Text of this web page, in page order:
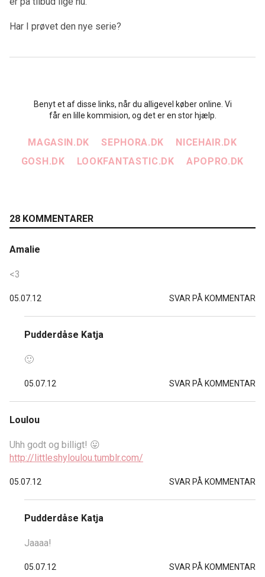
Har I prøvet den nye serie?
Benyt et af disse links, når du alligevel køber online. Vi
får en lille kommision, og det er en stor hjælp.
MAGASIN.DK SEPHORA.DK
NICEHAIR.DK
GOSH.DK
LOOKFANTASTIC.DK APOPRO.DK
28 KOMMENTARER
Amalie
<3
05.07.12 SVAR PÅ KOMMENTAR
Pudderdåse Katja
🙂
05.07.12 SVAR PÅ KOMMENTAR
Loulou
Uhh godt og billigt! 😛
http://littleshyloulou.tumblr.com/
05.07.12 SVAR PÅ KOMMENTAR
Pudderdåse Katja
Jaaaa!
05.07.12 SVAR PÅ KOMMENTAR